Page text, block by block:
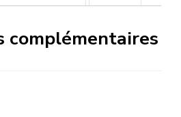
complémentaires